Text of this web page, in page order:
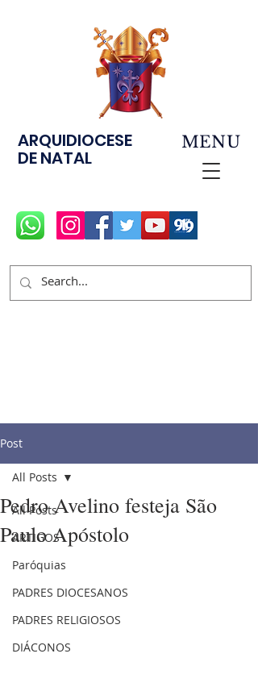
ARQUIDIOCESE
DE NATAL
MENU
Post
All Posts
ARTIGOS
Paróquias
PADRES DIOCESANOS
PADRES RELIGIOSOS
DIÁCONOS
All Posts
Pedro Avelino festeja São
Paulo Apóstolo